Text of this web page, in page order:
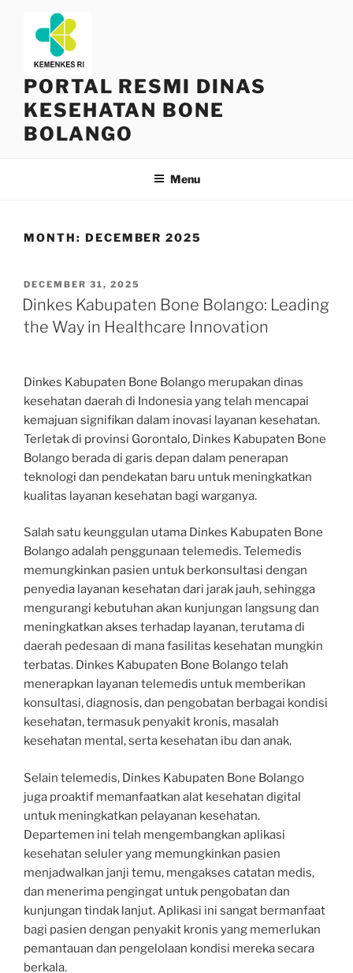
content
PORTAL RESMI DINAS
KESEHATAN BONE
BOLANGO
Menu
MONTH: DECEMBER 2025
POSTED
ON
DECEMBER 31, 2025
Dinkes Kabupaten Bone Bolango: Leading
the Way in Healthcare Innovation
Dinkes Kabupaten Bone Bolango merupakan dinas
kesehatan daerah di Indonesia yang telah mencapai
kemajuan signifikan dalam inovasi layanan kesehatan.
Terletak di provinsi Gorontalo, Dinkes Kabupaten Bone
Bolango berada di garis depan dalam penerapan
teknologi dan pendekatan baru untuk meningkatkan
kualitas layanan kesehatan bagi warganya.
Salah satu keunggulan utama Dinkes Kabupaten Bone
Bolango adalah penggunaan telemedis. Telemedis
memungkinkan pasien untuk berkonsultasi dengan
penyedia layanan kesehatan dari jarak jauh, sehingga
mengurangi kebutuhan akan kunjungan langsung dan
meningkatkan akses terhadap layanan, terutama di
daerah pedesaan di mana fasilitas kesehatan mungkin
terbatas. Dinkes Kabupaten Bone Bolango telah
menerapkan layanan telemedis untuk memberikan
konsultasi, diagnosis, dan pengobatan berbagai kondisi
kesehatan, termasuk penyakit kronis, masalah
kesehatan mental, serta kesehatan ibu dan anak.
Selain telemedis, Dinkes Kabupaten Bone Bolango
juga proaktif memanfaatkan alat kesehatan digital
untuk meningkatkan pelayanan kesehatan.
Departemen ini telah mengembangkan aplikasi
kesehatan seluler yang memungkinkan pasien
menjadwalkan janji temu, mengakses catatan medis,
dan menerima pengingat untuk pengobatan dan
kunjungan tindak lanjut. Aplikasi ini sangat bermanfaat
bagi pasien dengan penyakit kronis yang memerlukan
pemantauan dan pengelolaan kondisi mereka secara
berkala.